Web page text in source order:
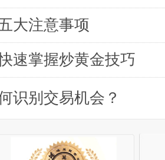
大注意事项
速掌握炒黄金技巧
识别交易机会？